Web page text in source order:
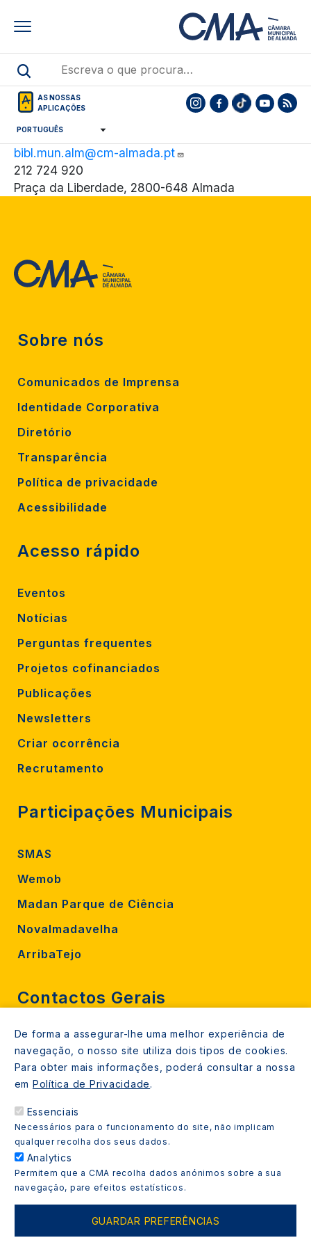
AS NOSSAS
APLICAÇÕES
bibl.mun.alm@cm-almada.pt
212 724 920
Praça da Liberdade, 2800-648 Almada
Sobre nós
Comunicados de Imprensa
Identidade Corporativa
Diretório
Transparência
Política de privacidade
Acessibilidade
Acesso rápido
Eventos
Notícias
Perguntas frequentes
Projetos cofinanciados
Publicações
Newsletters
Criar ocorrência
Recrutamento
Participações Municipais
SMAS
Wemob
Madan Parque de Ciência
Novalmadavelha
ArribaTejo
Contactos Gerais
212 724 000
800206770 (gratuito rede fixa)
Contacte-nos
Espaços de atendimento
Livro Amarelo
Copyright © 2021 Almada Informa. Todos os direitos
De forma a assegurar-lhe uma melhor experiência de
navegação, o nosso site utiliza dois tipos de cookies.
Para obter mais informações, poderá consultar a nossa
em Política de Privacidade.
Essenciais
Necessários para o funcionamento do site, não implicam
qualquer recolha dos seus dados.
Analytics
Permitem que a CMA recolha dados anónimos sobre a sua
navegação, pare efeitos estatísticos.
GUARDAR PREFERÊNCIAS